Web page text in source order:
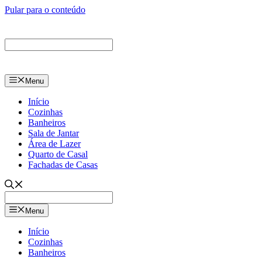
Pular para o conteúdo
Menu
Início
Cozinhas
Banheiros
Sala de Jantar
Área de Lazer
Quarto de Casal
Fachadas de Casas
Menu
Início
Cozinhas
Banheiros